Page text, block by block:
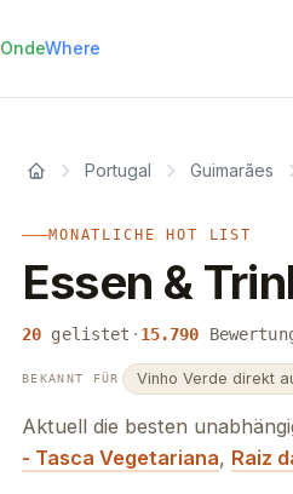
OndeWhere
Portugal Guimarães
MONATLICHE HOT LIST
Essen &
20 gelistet · 15.790
BEKANNT FÜR Vinho Verde direkt
Aktuell die besten
- Tasca Vegetariana, Raiz